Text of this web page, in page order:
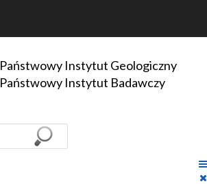
Państwowy Instytut Geologiczny
Państwowy Instytut Badawczy